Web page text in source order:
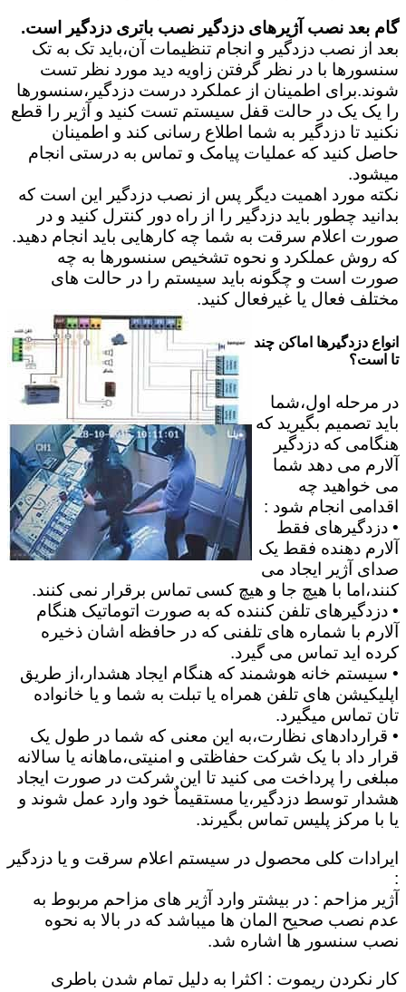
گام بعد نصب آژیرهای دزدگیر نصب باتری دزدگیر است.
بعد از نصب دزدگیر و انجام تنظیمات آن،باید تک به تک
سنسورها با در نظر گرفتن زاویه دید مورد نظر تست
شوند.برای اطمینان از عملکرد درست دزدگیر،سنسورها
را یک یک در حالت قفل سیستم تست کنید و آژیر را قطع
نکنید تا دزدگیر به شما اطلاع رسانی کند و اطمینان
حاصل کنید که عملیات پیامک و تماس به درستی انجام
میشود.
نکته مورد اهمیت دیگر پس از نصب دزدگیر این است که
بدانید چطور باید دزدگیر را از راه دور کنترل کنید و در
صورت اعلام سرقت به شما چه کارهایی باید انجام دهید.
که روش عملکرد و نحوه تشخیص سنسورها به چه
صورت است و چگونه باید سیستم را در حالت های
مختلف فعال یا غیرفعال کنید.
انواع دزدگیرها اماکن چند
تا است؟
در مرحله اول،شما
باید تصمیم بگیرید که
هنگامی که دزدگیر
آلارم می دهد شما
می خواهید چه
اقدامی انجام شود :
• دزدگیرهای فقط
آلارم دهنده فقط یک
صدای آژیر ایجاد می
کنند،اما با هیچ جا و هیچ کسی تماس برقرار نمی کنند.
• دزدگیرهای تلفن کننده که به صورت اتوماتیک هنگام
آلارم با شماره های تلفنی که در حافظه اشان ذخیره
کرده اید تماس می گیرد.
• سیستم خانه هوشمند که هنگام ایجاد هشدار،از طریق
اپلیکیشن های تلفن همراه یا تبلت به شما و یا خانواده
تان تماس میگیرد.
• قراردادهای نظارت،به این معنی که شما در طول یک
قرار داد با یک شرکت حفاظتی و امنیتی،ماهانه یا سالانه
مبلغی را پرداخت می کنید تا این شرکت در صورت ایجاد
هشدار توسط دزدگیر،یا مستقیماٌ خود وارد عمل شوند و
یا با مرکز پلیس تماس بگیرند.
ایرادات کلی محصول در سیستم اعلام سرقت و یا دزدگیر
:
آژیر مزاحم : در بیشتر وارد آژیر های مزاحم مربوط به
عدم نصب صحیح المان ها میباشد که در بالا به نحوه
نصب سنسور ها اشاره شد.
کار نکردن ریموت : اکثرا به دلیل تمام شدن باطری